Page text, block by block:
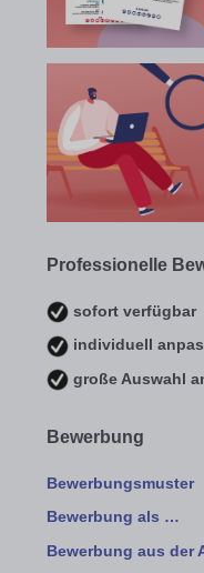
Professionelle
sofort verfügbar
individuell
große Auswahl
Bewerbung
Bewerbungsmuster
Bewerbung als …
Bewerbung aus der